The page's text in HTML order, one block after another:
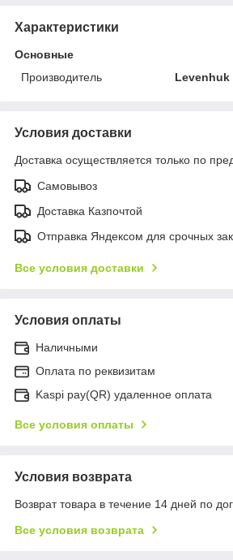
Характеристики
Основные
Производитель
Levenhuk
Условия доставки
Доставка осуществляется только по
Самовывоз
Доставка Казпочтой
Отправка Яндексом для срочных
Все условия доставки
Условия оплаты
Наличными
Оплата по реквизитам
Kaspi pay(QR) удаленное оплата
Все условия оплаты
Условия возврата
Возврат товара в течение 14 дней по
Все условия возврата